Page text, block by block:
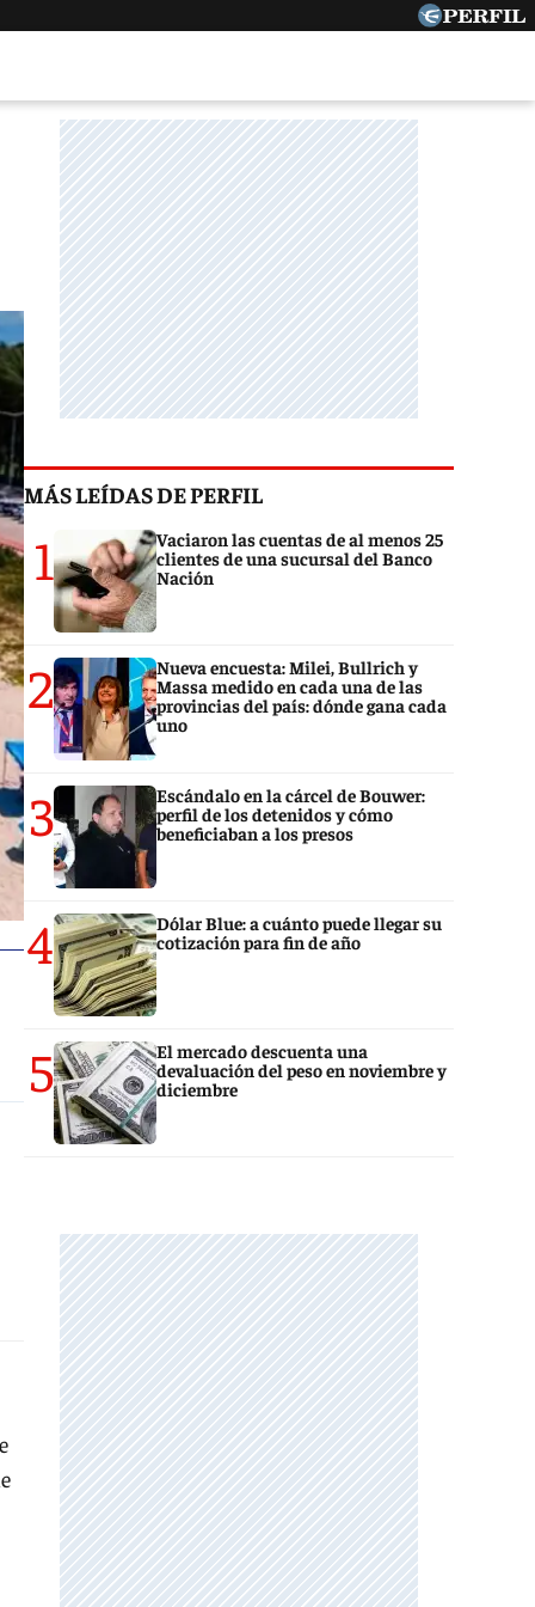
MÁS LEÍDAS DE PERFIL
1
Vaciaron las cuentas de al menos 25
clientes de una sucursal del Banco
Nación
2
Nueva encuesta: Milei, Bullrich y
Massa medido en cada una de las
provincias del país: dónde gana cada
uno
3
Escándalo en la cárcel de Bouwer:
perfil de los detenidos y cómo
beneficiaban a los presos
4
Dólar Blue: a cuánto puede llegar su
cotización para fin de año
5
El mercado descuenta una
devaluación del peso en noviembre y
diciembre